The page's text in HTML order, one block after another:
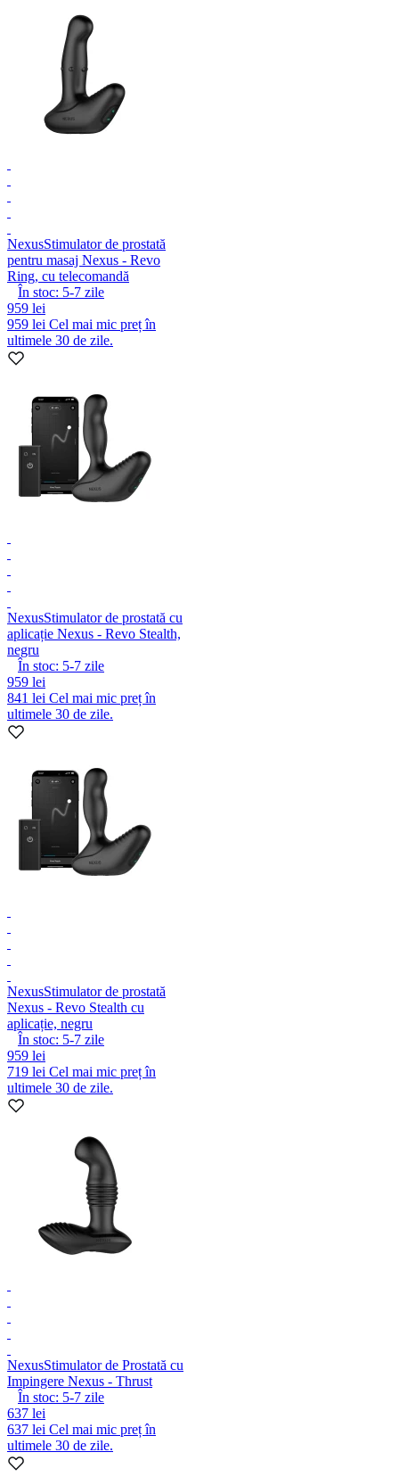
NexusStimulator de prostată
pentru masaj Nexus - Revo
Ring, cu telecomandă
În stoc: 5-7 zile
959 lei
959 lei Cel mai mic preț în
ultimele 30 de zile.
NexusStimulator de prostată cu
aplicație Nexus - Revo Stealth,
negru
În stoc: 5-7 zile
959 lei
841 lei Cel mai mic preț în
ultimele 30 de zile.
NexusStimulator de prostată
Nexus - Revo Stealth cu
aplicație, negru
În stoc: 5-7 zile
959 lei
719 lei Cel mai mic preț în
ultimele 30 de zile.
NexusStimulator de Prostată cu
Impingere Nexus - Thrust
În stoc: 5-7 zile
637 lei
637 lei Cel mai mic preț în
ultimele 30 de zile.